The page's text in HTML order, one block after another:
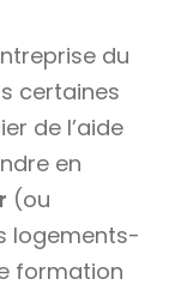
du
certaines
de l’aide
en
(ou
logements-
formation